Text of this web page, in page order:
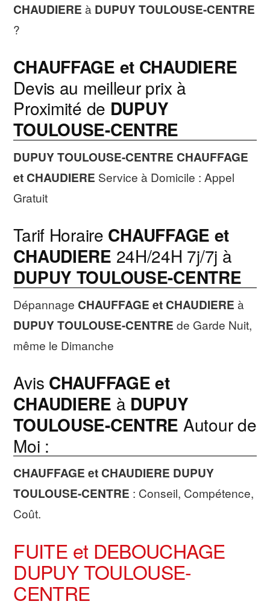
CHAUDIERE à DUPUY TOULOUSE-CENTRE
?
CHAUFFAGE et CHAUDIERE
Devis au meilleur prix à
Proximité de DUPUY
TOULOUSE-CENTRE
DUPUY TOULOUSE-CENTRE CHAUFFAGE
et CHAUDIERE Service à Domicile : Appel
Gratuit
Tarif Horaire CHAUFFAGE et
CHAUDIERE 24H/24H 7j/7j à
DUPUY TOULOUSE-CENTRE
Dépannage CHAUFFAGE et CHAUDIERE à
DUPUY TOULOUSE-CENTRE de Garde Nuit,
même le Dimanche
Avis CHAUFFAGE et
CHAUDIERE à DUPUY
TOULOUSE-CENTRE Autour de
Moi :
CHAUFFAGE et CHAUDIERE DUPUY
TOULOUSE-CENTRE : Conseil, Compétence,
Coût.
FUITE et DEBOUCHAGE
DUPUY TOULOUSE-
CENTRE